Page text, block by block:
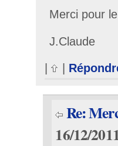
Merci pour
J.Claude
Re:
16/12/